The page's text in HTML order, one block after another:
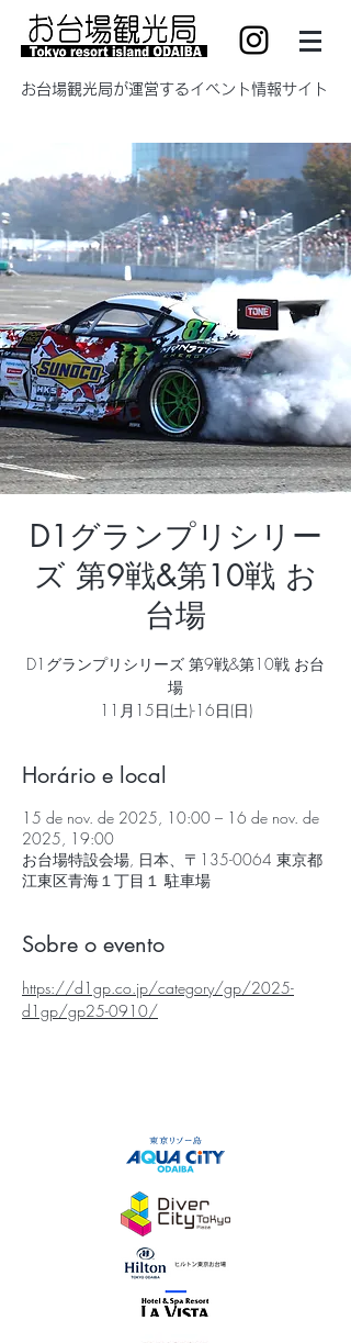
​お台場観光局が運営するイベント情報サイト
D1グランプリシリー
ズ 第9戦&第10戦 お
台場
D1グランプリシリーズ 第9戦&第10戦 お台
場
11月15日(土)-16日(日)
Horário e local
15 de nov. de 2025, 10:00 – 16 de nov. de
2025, 19:00
お台場特設会場, 日本、〒135-0064 東京都
江東区青海１丁目１ 駐車場
Sobre o evento
https://d1gp.co.jp/category/gp/2025-
d1gp/gp25-0910/